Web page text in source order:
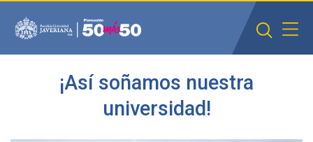
Saltar al contenido principal
¡Así soñamos nuestra
universidad!